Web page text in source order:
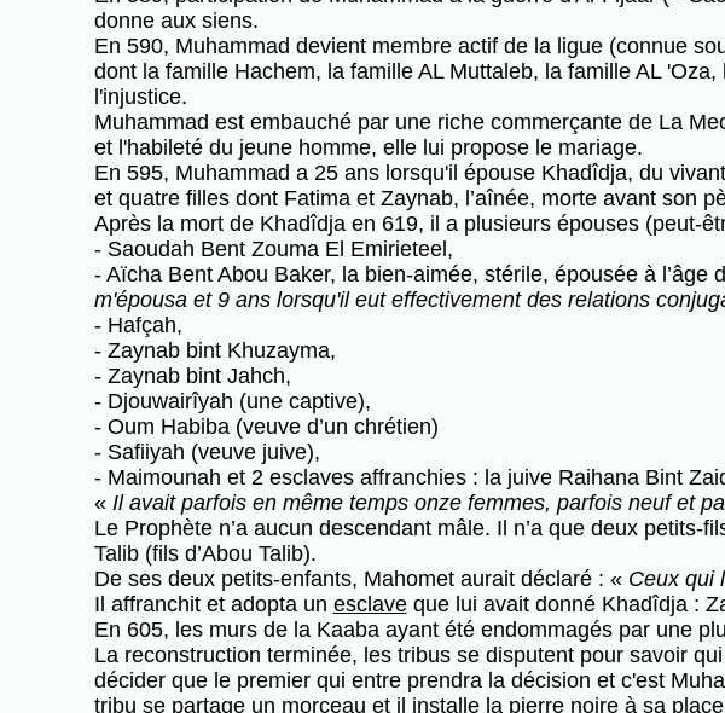
donne aux siens.
En 590, Muhammad devient membre actif de la ligue (connue
dont la famille Hachem, la famille AL Muttaleb, la famille AL
l'injustice.
Muhammad est embauché par une riche commerçante de La
et l'habileté du jeune homme, elle lui propose le mariage.
En 595, Muhammad a 25 ans lorsqu'il épouse Khadîdja, du
et quatre filles dont Fatima et Zaynab, l’aînée, morte avant son
Après la mort de Khadîdja en 619, il a plusieurs épouses (peut-
- Saoudah Bent Zouma El Emirieteel,
- Aïcha Bent Abou Baker, la bien-aimée, stérile, épousée à l’âge
m'épousa et 9 ans lorsqu'il eut effectivement des relations
- Hafçah,
- Zaynab bint Khuzayma,
- Zaynab bint Jahch,
- Djouwairîyah (une captive),
- Oum Habiba (veuve d’un chrétien)
- Safiiyah (veuve juive),
- Maimounah et 2 esclaves affranchies : la juive Raihana Bint
« Il avait parfois en même temps onze femmes, parfois neuf et
Le Prophète n’a aucun descendant mâle. Il n’a que deux
Talib (fils d’Abou Talib).
De ses deux petits-enfants, Mahomet aurait déclaré : « Ceux qui
Il affranchit et adopta un esclaveque lui avait donné Khadîdja :
En 605, les murs de la Kaaba ayant été endommagés par une
La reconstruction terminée, les tribus se disputent pour savoir
décider que le premier qui entre prendra la décision et c'est
tribu se partage un morceau et il installe la pierre noire à sa